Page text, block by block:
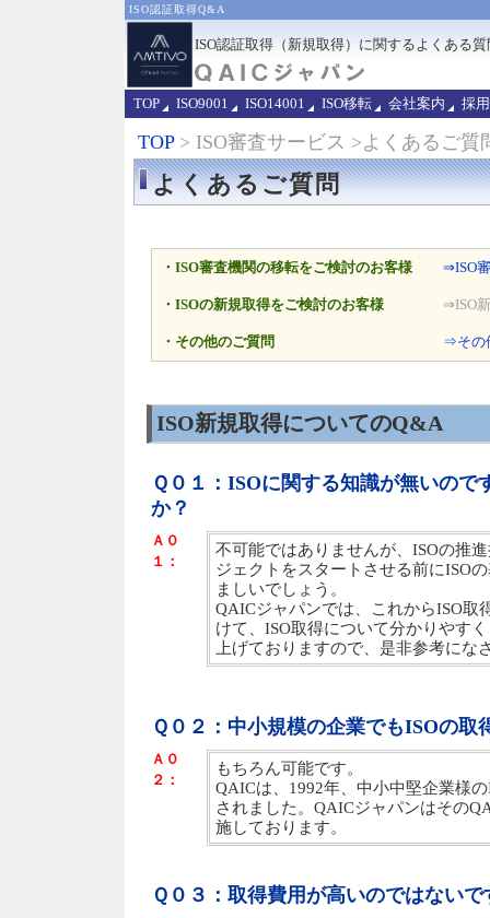
ISO認証取得Q&A
ISO認証取得（新規取得）に関するよくある
TOP ISO9001 ISO14001 ISO移転 会社案内 採
TOP> ISO審査サービス >よくあるご質
よくあるご質問
・ISO審査機関の移転をご検討のお客様 ⇒ISO
・ISOの新規取得をご検討のお客様 ⇒ISO
・その他のご質問 ⇒その
ISO新規取得についてのQ&A
Ｑ０１：ISOに関する知識が無いので
か？
Ａ０
１：
不可能ではありませんが、ISOの推
ジェクトをスタートさせる前にISO
ましいでしょう。
QAICジャパンでは、これからISO取
けて、ISO取得について分かりやす
上げておりますので、是非参考にな
Ｑ０２：中小規模の企業でもISOの取
Ａ０
２：
もちろん可能です。
QAICは、1992年、中小中堅企業様
されました。QAICジャパンはその
施しております。
Ｑ０３：取得費用が高いのではないで